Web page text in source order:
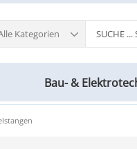
Kategorien
Bau- &